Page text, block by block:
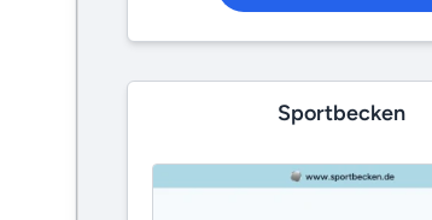
Sportbecken